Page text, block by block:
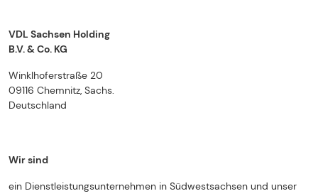
VDL Sachsen Holding
B.V. & Co. KG
Winklhoferstraße 20
09116 Chemnitz, Sachs.
Deutschland
Wir sind
ein Dienstleistungsunternehmen in Südwestsachsen und unser